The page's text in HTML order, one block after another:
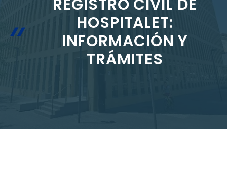
REGISTRO CIVIL DE
HOSPITALET:
INFORMACIÓN Y
TRÁMITES